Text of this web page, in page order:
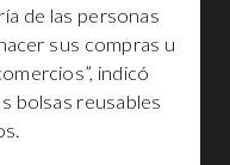
de las personas
sus compras u
indicó
bolsas reusables